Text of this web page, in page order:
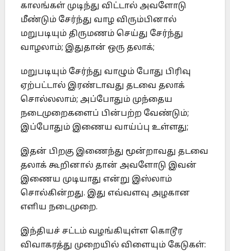
காலங்கள் முடிந்து விட்டால் அவளோடு
மீண்டும் சேர்ந்து வாழ விரும்பினால்
மறுபடியும் திருமணம் செய்து சேர்ந்து
வாழலாம்; இதுதான் ஒரு தலாக்;
மறுபடியும் சேர்ந்து வாழும் போது பிரிவு
ஏற்பட்டால் இரண்டாவது தடவை தலாக்
சொல்லலாம்; அப்போதும் முந்தைய
நடைமுறைகளைப் பின்பற்ற வேண்டும்;
இப்போதும் இணைய வாய்ப்பு உள்ளது;
இதன் பிறகு இணைந்து மூன்றாவது தடவை
தலாக் கூறினால் தான் அவளோடு இவன்
இணைய முடியாது என்று இஸ்லாம்
சொல்கின்றது. இது எவ்வளவு அழகான
எளிய நடைமுறை.
இந்தியச் சட்டம் வழங்கியுள்ள கொடூர
விவாகரத்து முறையில் விளையும் கேடுகள்: